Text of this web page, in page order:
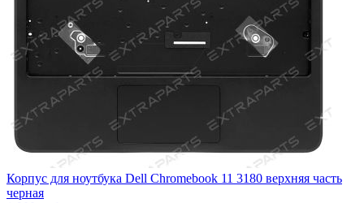
Корпус для ноутбука Dell Chromebook 11 3180 верхняя часть
черная